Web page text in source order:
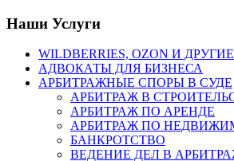
Наши Услуги
WILDBERRIES, OZON И
АДВОКАТЫ ДЛЯ БИЗНЕСА
АРБИТРАЖНЫЕ СПОРЫ В СУДЕ
АРБИТРАЖ В
АРБИТРАЖ ПО АРЕНДЕ
АРБИТРАЖ ПО
БАНКРОТСТВО
ВЕДЕНИЕ ДЕЛ В